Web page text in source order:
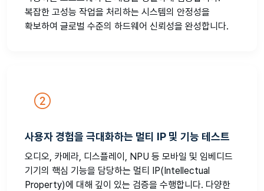
복잡한 고성능 작업을 처리하는 시스템의 안정성을
확보하여 글로벌 수준의 하드웨어 신뢰성을 완성합니다.
사용자 경험을 극대화하는 멀티 IP 및 기능 테스트
오디오, 카메라, 디스플레이, NPU 등 모바일 및 임베디드
기기의 핵심 기능을 담당하는 멀티 IP(Intellectual
Property)에 대해 깊이 있는 검증을 수행합니다. 다양한